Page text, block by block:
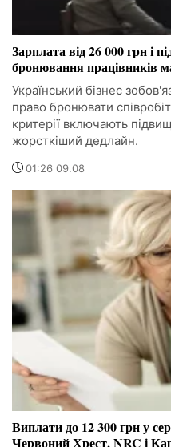
Зарплата від 26 000 грн і
бронювання працівників
Український бізнес
право бронювати
критерії включають
жорсткіший дедлайн.
01:26 09.08
Виплати до 12 300 грн у
Червоний Хрест, NRC і